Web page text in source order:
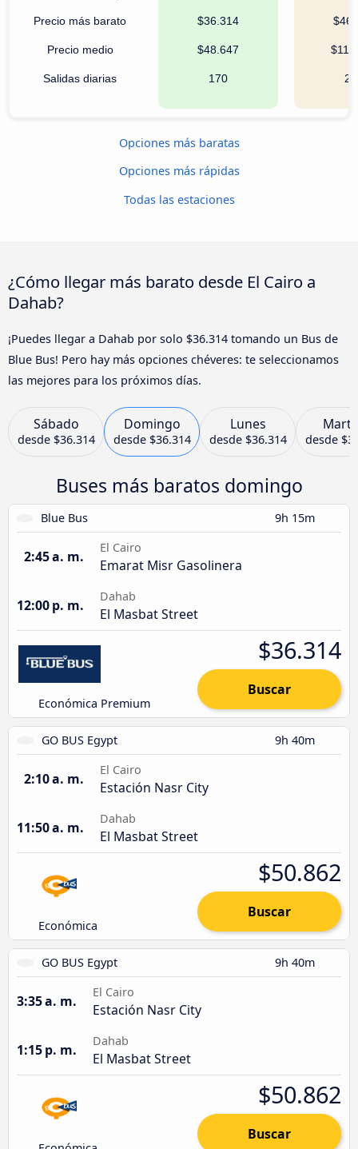
Precio más barato
Precio medio
Salidas diarias
$36.314
$48.647
170
Opciones más baratas
Opciones más rápidas
Todas las estaciones
¿Cómo llegar más barato desde El Cairo a
Dahab?
¡Puedes llegar a Dahab por solo $36.314 tomando un Bus de
Blue Bus! Pero hay más opciones chéveres: te seleccionamos
las mejores para los próximos días.
Sábado
desde $36.314
Domingo
desde $36.314
Lunes
desde $36.314 desde
Buses más baratos domingo
Blue Bus 9h 15m
2:45 a. m.
El Cairo
Emarat Misr Gasolinera
12:00 p. m.
Dahab
El Masbat Street
Económica Premium
$36.314
Buscar
GO BUS Egypt 9h 40m
2:10 a. m.
El Cairo
Estación Nasr City
11:50 a. m.
Dahab
El Masbat Street
Económica
$50.862
Buscar
GO BUS Egypt 9h 40m
3:35 a. m.
El Cairo
Estación Nasr City
1:15 p. m.
Dahab
El Masbat Street
$50.862
Buscar